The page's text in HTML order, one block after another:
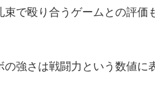
で殴り合うゲームとの評価
強さは戦闘力という数値に